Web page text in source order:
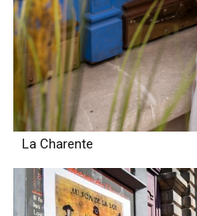
La Charente